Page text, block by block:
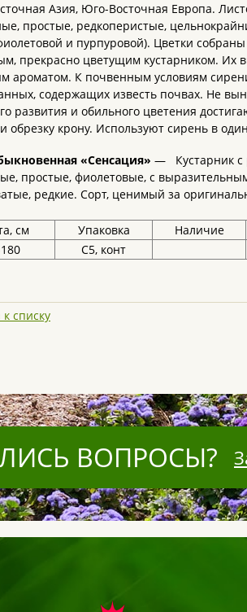
Азия, Юго-Восточная Европа.
простые, редкоперистые,
и пурпуровой). Цветки
прекрасно цветущим кустарником. Их
ароматом. К почвенным условиям
содержащих известь почвах. Не
развития и обильного цветения
обрезку крону. Используют сирень в
«Сенсация» — Кустарник с
простые, фиолетовые, с
редкие. Сорт, ценимый за
см Упаковка Наличие
С5, конт
списку
ВОПРОСЫ?